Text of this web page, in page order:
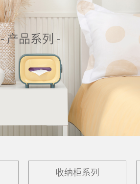
- 产品系列 -
收纳柜系列